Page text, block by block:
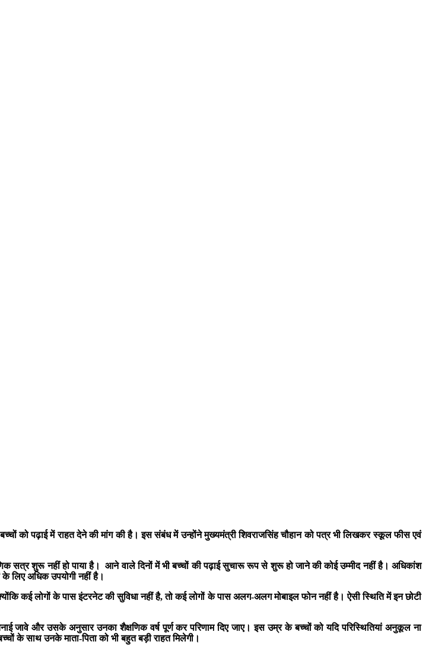
को पढ़ाई में राहत देने की मांग की है। इस संबंध में उन्होंने मुख्यमंत्री शिवराजसिंह चौहान को पत्र भी लिखकर स्कूल फीस एवं
सत्र शुरू नहीं हो पाया है। आने वाले दिनों में भी बच्चों की पढ़ाई सुचारू रूप से शुरू हो जाने की कोई उम्मीद नहीं है। अधिकांश
के लिए अधिक उपयोगी नहीं है।
कई लोगों के पास इंटरनेट की सुविधा नहीं है, तो कई लोगों के पास अलग-अलग मोबाइल फोन नहीं है। ऐसी स्थिति में इन छोटी
जावे और उसके अनुसार उनका शैक्षणिक वर्ष पूर्ण कर परिणाम दिए जाए। इस उम्र के बच्चों को यदि परिस्थितियां अनुकूल ना
के साथ उनके माता-पिता को भी बहुत बड़ी राहत मिलेगी।